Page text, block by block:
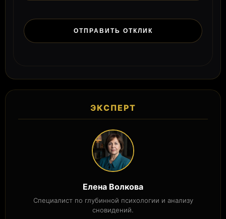
ЭКСПЕРТ
Елена Волкова
Специалист по глубинной психологии и анализу
сновидений.